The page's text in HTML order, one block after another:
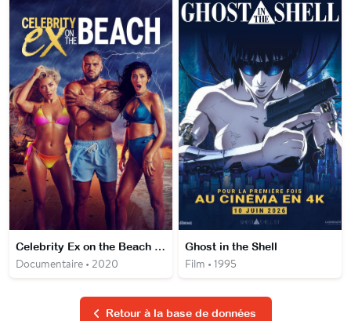
Celebrity Ex on the Beach : la revanche des ex
Documentaire • 2020
Ghost in the Shell
Film • 1995
Retour à la base de données